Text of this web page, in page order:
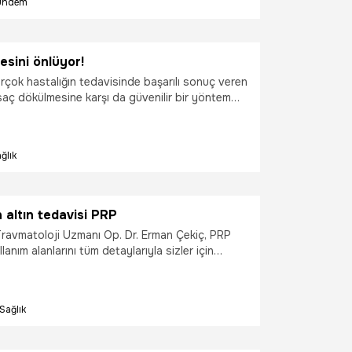
kök hücre tedavisi ile ilgili yapılan
önlüyor!
hastalığın tedavisinde başarılı sonuç veren
dökülmesine karşı da güvenilir bir yöntem
dökülmekte olan alanlara
altın tedavisi PRP
Uzmanı Op. Dr. Erman Çekiç, PRP
alanlarını tüm detaylarıyla sizler için
Sağlık